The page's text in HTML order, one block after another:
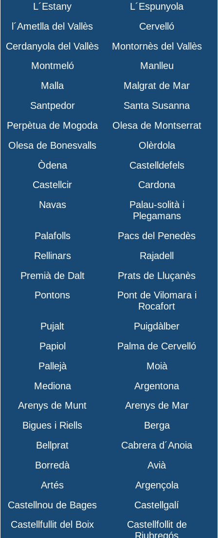
L´Estany
L´Espunyola
l´Ametlla del Vallès
Cervelló
Cerdanyola del Vallès
Montornès del Vallès
Montmeló
Manlleu
Malla
Malgrat de Mar
Santpedor
Santa Susanna
Perpètua de Mogoda
Olesa de Montserrat
Olesa de Bonesvalls
Olèrdola
Òdena
Castelldefels
Castellcir
Cardona
Navas
Palau-solità i
Plegamans
Palafolls
Pacs del Penedès
Rellinars
Rajadell
Premià de Dalt
Prats de Lluçanès
Pontons
Pont de Vilomara i
Rocafort
Pujalt
Puigdàlber
Papiol
Palma de Cervelló
Pallejà
Moià
Mediona
Argentona
Arenys de Munt
Arenys de Mar
Bigues i Riells
Berga
Bellprat
Cabrera d´Anoia
Borredà
Avià
Artés
Argençola
Castellnou de Bages
Castellgalí
Castellfullit del Boix
Castellfollit de
Riubregós